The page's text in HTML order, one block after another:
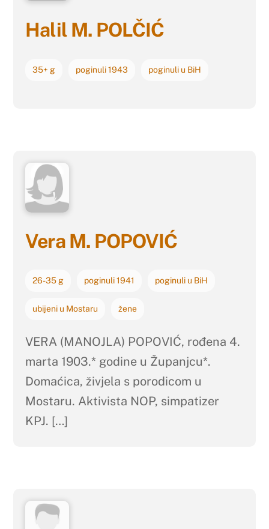
Halil M. POLČIĆ
35+ g poginuli 1943 poginuli u BiH
Vera M. POPOVIĆ
26-35 g poginuli 1941 poginuli u BiH
ubijeni u Mostaru žene
VERA (MANOJLA) POPOVIĆ, rođena 4.
marta 1903.* godine u Županjcu*.
Domaćica, živjela s porodicom u
Mostaru. Aktivista NOP, simpatizer
KPJ. […]